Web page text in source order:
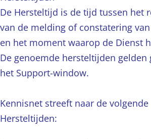
De Hersteltijd is de tijd tussen het
van de melding of constatering
en het moment waarop de Dienst
De genoemde hersteltijden gelden
het Support-window.
Kennisnet streeft naar de volgende
Hersteltijden: